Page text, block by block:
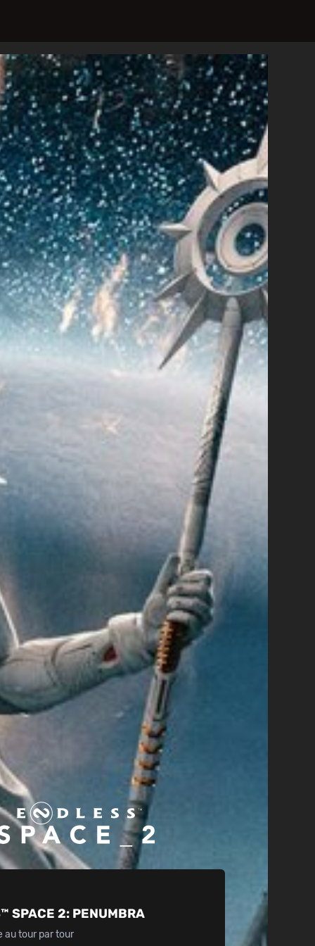
SPACE 2: PENUMBRA
au tour par tour